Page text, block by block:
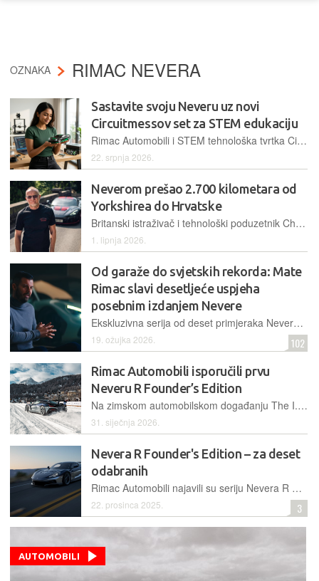
OZNAKA RIMAC NEVERA
Sastavite svoju Neveru uz novi
Circuitmessov set za STEM edukaciju
Rimac Automobili i STEM tehnološka tvrtka CircuitMess udružili su snage na replici Nevere u mjerilu 1:18, odnosno "uradi sam" kompletu koji se uklapa u portfelj poznatog edukacijskog startupa
22. srpnja 2026.
Neverom prešao 2.700 kilometara od
Yorkshirea do Hrvatske
Britanski istraživač i tehnološki poduzetnik Chris Brown od Yorkshirea je Neverom stigao u Trogir stigao uoči početka Trailblazer Toura 1. lipnja
1. lipnja 2026.
Od garaže do svjetskih rekorda: Mate
Rimac slavi desetljeće uspjeha
posebnim izdanjem Nevere
Ekskluzivna serija od deset primjeraka Nevere R Founder’s Edition predstavlja krunu desetogodišnjeg puta tvrtke Rimac Automobili, od garažnog projekta do globalnog tehnološkog lidera
19. ožujka 2026. 102
Rimac Automobili isporučili prvu
Neveru R Founder’s Edition
Na zimskom automobilskom događanju The I.C.E. St. Moritz, koji se održao 30. i 31. siječnja, isporučen je prvi primjerak personalizirane Nevere R Founder’s Edition njezinom novom vlasniku
31. siječnja 2026.
Nevera R Founder's Edition – za deset
odabranih
Rimac Automobili najavili su seriju Nevera R Founder's Edition, koja će za desetero kupaca ponuditi izravno sudjelovanje u dizajnu i budućem razvoju tvrtke uz personaliziranu isporuku osnivača Mate Rimca
22. prosinca 2025. 3
AUTOMOBILI